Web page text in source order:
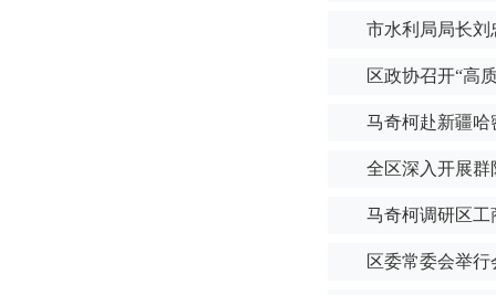
市水利局局长刘
区政协召开“高
马奇柯赴新疆
全区深入开展
马奇柯调研区
区委常委会举行